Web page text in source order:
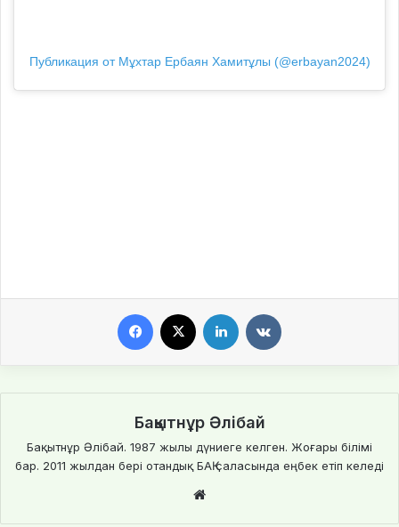
Публикация от Мұхтар Ербаян Хамитұлы (@erbayan2024)
Бақытнұр Әлібай
Бақытнұр Әлібай. 1987 жылы дүниеге келген. Жоғары білімі
бар. 2011 жылдан бері отандық БАҚ саласында еңбек етіп келеді